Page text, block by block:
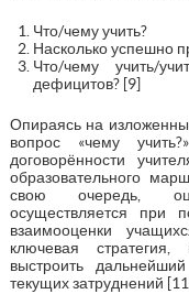
Что/чему учить?
Насколько успешно
Что/чему учить/
дефицитов? [9]
Опираясь на
вопрос «чему
договорённости
образовательного
свою очередь,
осуществляется при
взаимооценки
ключевая
выстроить
текущих затруднений